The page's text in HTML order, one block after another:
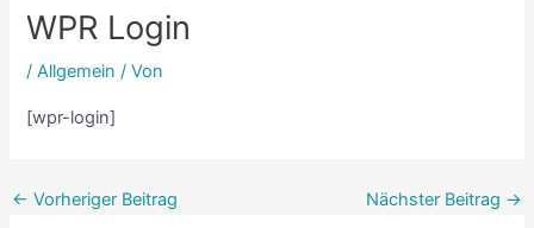
WPR Login
/Allgemein / Von
[wpr-login]
← Vorheriger Beitrag Nächster Beitrag →